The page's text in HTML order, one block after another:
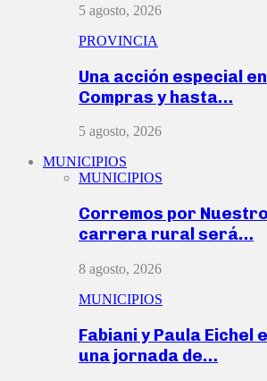
5 agosto, 2026
PROVINCIA
Una acción especial
Compras y hasta…
5 agosto, 2026
MUNICIPIOS
MUNICIPIOS
Corremos por
carrera rural será…
8 agosto, 2026
MUNICIPIOS
Fabiani y Paula Eichel
una jornada de…